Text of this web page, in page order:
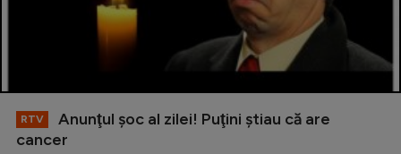
RTV
Anunţul şoc al zilei! Puţini ştiau că are
cancer